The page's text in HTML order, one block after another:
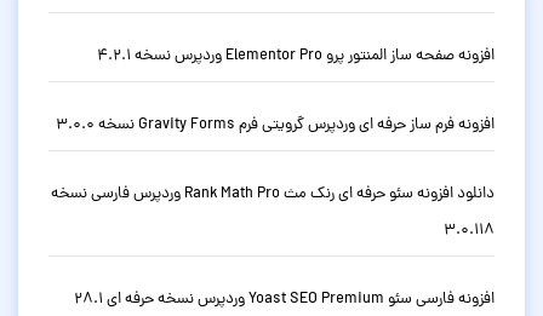
افزونه صفحه ساز المنتور پرو Elementor Pro وردپرس نسخه 4.2.1
افزونه فرم ساز حرفه ای وردپرس گرویتی فرم Gravity Forms نسخه 3.0.0
دانلود افزونه سئو حرفه ای رنک مث Rank Math Pro وردپرس فارسی نسخه
3.0.118
افزونه فارسی سئو Yoast SEO Premium وردپرس نسخه حرفه ای 28.1